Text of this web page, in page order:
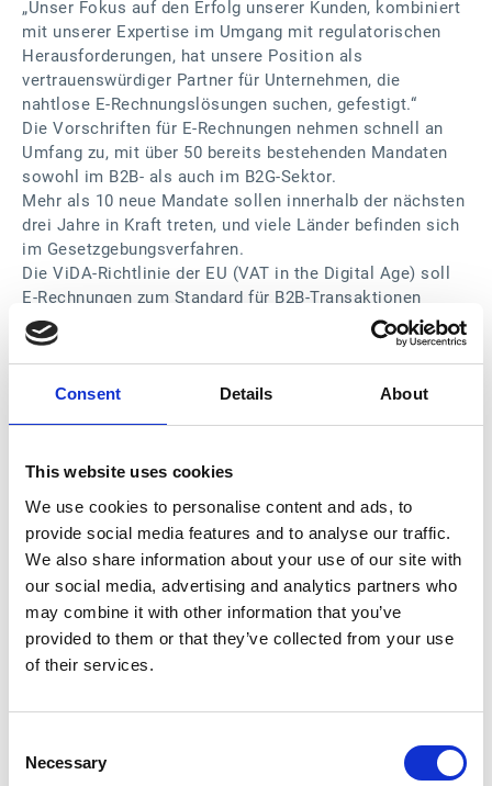
Consent Details About
This website uses cookies
We use cookies to personalise content and ads, to
provide social media features and to analyse our traffic.
We also share information about your use of our site with
our social media, advertising and analytics partners who
may combine it with other information that you’ve
provided to them or that they’ve collected from your use
of their services.
Selection
Necessary
„Unser Fokus auf den Erfolg unserer Kunden, kombiniert
mit unserer Expertise im Umgang mit regulatorischen
Herausforderungen, hat unsere Position als
vertrauenswürdiger Partner für Unternehmen, die
nahtlose E-Rechnungslösungen suchen, gefestigt.“
Die Vorschriften für E-Rechnungen nehmen schnell an
Umfang zu, mit über 50 bereits bestehenden Mandaten
sowohl im B2B- als auch im B2G-Sektor.
Mehr als 10 neue Mandate sollen innerhalb der nächsten
drei Jahre in Kraft treten, und viele Länder befinden sich
im Gesetzgebungsverfahren.
Die ViDA-Richtlinie der EU (VAT in the Digital Age) soll
E-Rechnungen zum Standard für B2B-Transaktionen
machen. Durch die Vereinfachung der digitalen
Berichterstattung und die Verpflichtung zur E-Rechnung
beabsichtigt ViDA, Steuerbetrug zu bekämpfen und die
Mehrwertsteuererhebung zu verbessern. Die Umsetzung
Mehrwertsteuersystem in der gesamten EU.
weiterentwickelnden regulatorischen Landschaft
zurechtzufinden. Beispielsweise kann Esker durch die
offizielle Registrierung bei der französischen
Generaldirektion für öffentliche Finanzen (DGFiP) als
Partner-Digitalisierungsplattform (PDP) für E-Rechnungen
sichere und konforme Lösungen liefern und
Unternehmen bei der Navigation durch die französischen
Esker hat bereits Erfolge in diesem Bereich vorzuweisen.
Bereich leichtes und nachhaltiges Bauen, hat in seinen
Tochtergesellschaften in mehreren Ländern erfolgreich